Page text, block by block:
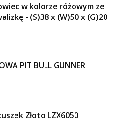
w kolorze różowym ze
- (S)38 x (W)50 x (G)20
PIT BULL GUNNER
Złoto LZX6050